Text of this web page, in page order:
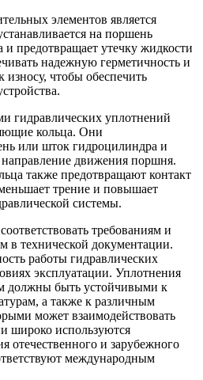
элементов является
на поршень
и предотвращает утечку жидкости
надежную герметичность и
износу, чтобы обеспечить
гидравлических уплотнений
кольца. Они
или шток гидроцилиндра и
движения поршня.
также предотвращают контакт
трение и повышает
системы.
требованиям и
в технической документации.
работы гидравлических
эксплуатации. Уплотнения
должны быть устойчивыми к
а также к различным
может взаимодействовать
широко используются
отечественного и зарубежного
международным